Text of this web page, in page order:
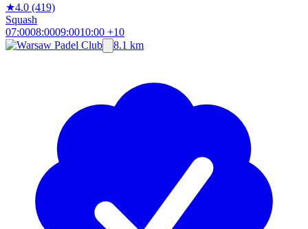
★4.0 (419)
Squash
07:0008:0009:0010:00 +10
8.1 km